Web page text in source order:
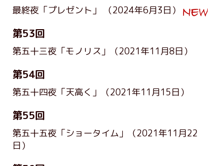
最終夜「プレゼント」 （2024年6月3日）
第53回
第五十三夜「モノリス」 （2021年11月8日）
第54回
第五十四夜「天高く」 （2021年11月15日）
第55回
第五十五夜「ショータイム」
（2021年11月22
日）